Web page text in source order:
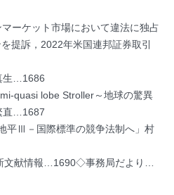
ーケット市場において違法に独占
提訴，2022年米国連邦証券取引
生…1686
quasi lobe Stroller～地球の驚異
直…1687
平Ⅲ－国際標準の競争法制へ」村
献情報…1690◇事務局だより…